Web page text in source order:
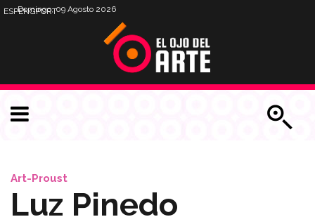
Domingo, 09 Agosto 2026
ESPENGPORT
Art-Proust
Luz Pinedo